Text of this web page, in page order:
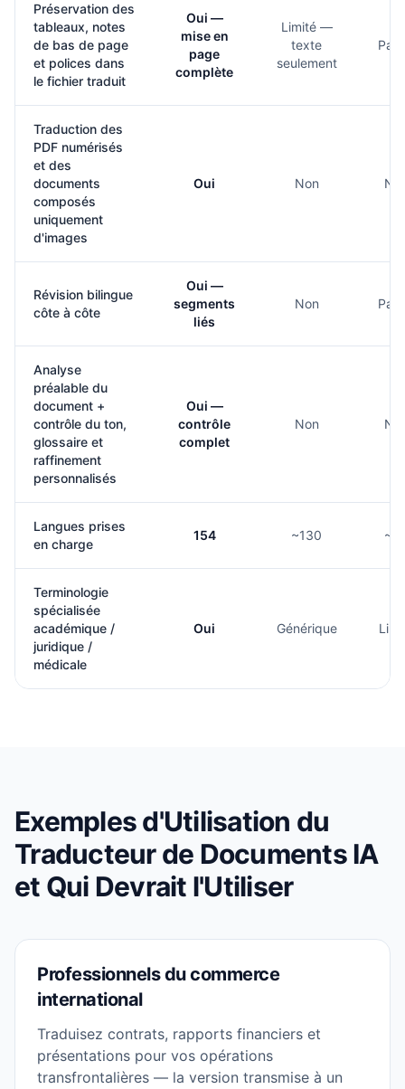
Préservation des
tableaux, notes
de bas de page
et polices dans
le fichier traduit
Oui —
mise en
page
complète
Limité —
texte
seulement
Traduction des
PDF numérisés
et des
documents
composés
uniquement
d'images
Oui Non
Révision bilingue
côte à côte
Oui —
segments
liés
Non
Analyse
préalable du
document +
contrôle du ton,
glossaire et
raffinement
personnalisés
Oui —
contrôle
complet
Non
Langues prises
en charge
154 ~130
Terminologie
spécialisée
académique /
juridique /
médicale
Oui Générique
Exemples d'Utilisation du
Traducteur de Documents IA
et Qui Devrait l'Utiliser
Professionnels du commerce
international
Traduisez contrats, rapports financiers et
présentations pour vos opérations
transfrontalières — la version transmise à un